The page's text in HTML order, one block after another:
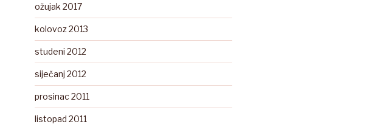
ožujak 2017
kolovoz 2013
studeni 2012
siječanj 2012
prosinac 2011
listopad 2011